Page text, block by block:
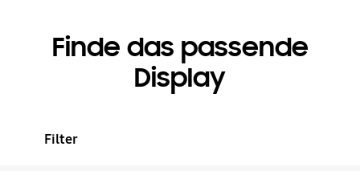
Finde das passende
Display
Filter